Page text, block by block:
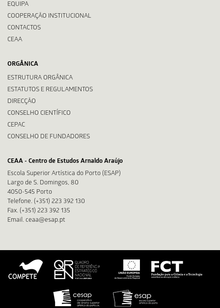
EQUIPA
COOPERAÇÃO INSTITUCIONAL
CONTACTOS
CEAA
ORGÂNICA
ESTRUTURA ORGÂNICA
ESTATUTOS E REGULAMENTOS
DIRECÇÃO
CONSELHO CIENTÍFICO
CEPAC
CONSELHO DE FUNDADORES
CEAA - Centro de Estudos Arnaldo Araújo
Escola Superior Artística do Porto (ESAP)
Largo de S. Domingos, 80
4050-545 Porto
Telefone. (+351) 223 392 130
Fax. (+351) 223 392 135
Email. ceaa@esap.pt